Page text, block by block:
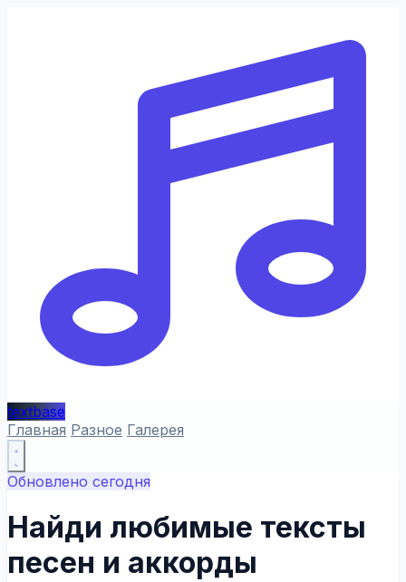
textbase
Главная Разное Галерея
Обновлено сегодня
Найди любимые тексты
песен и аккорды